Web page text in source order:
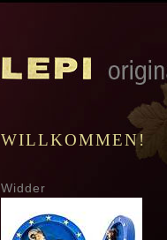
WILLKOMMEN!
Widder